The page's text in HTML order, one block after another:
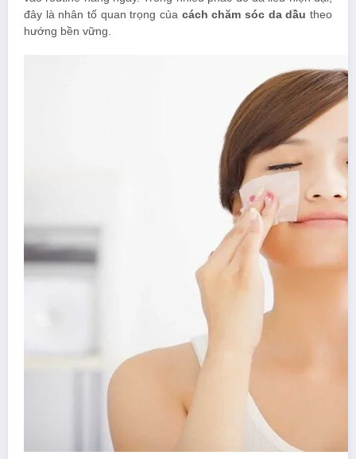
đây là nhân tố quan trọng của cách chăm sóc da dầu theo
hướng bền vững.